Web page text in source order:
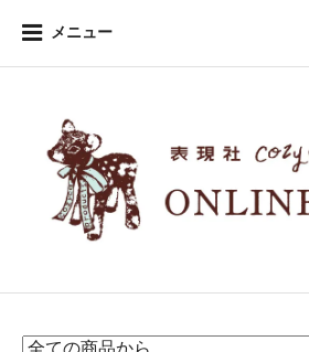
メニュー